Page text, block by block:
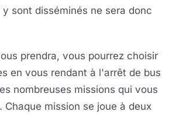
sont disséminés ne sera donc
prendra, vous pourrez choisir
en vous rendant à l'arrêt de bus
nombreuses missions qui vous
Chaque mission se joue à deux